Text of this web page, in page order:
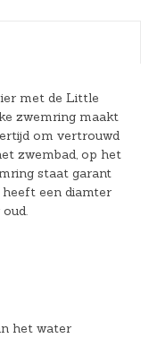
met de Little
zwemring maakt
om vertrouwd
zwembad, op het
staat garant
een diamter
het water